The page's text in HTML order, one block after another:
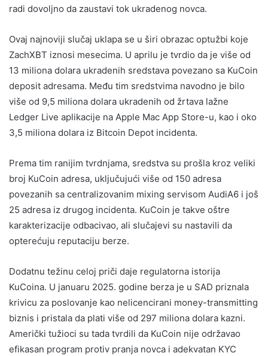
radi dovoljno da zaustavi tok ukradenog novca.
Ovaj najnoviji slučaj uklapa se u širi obrazac optužbi koje
ZachXBT iznosi mesecima. U aprilu je tvrdio da je više od
13 miliona dolara ukradenih sredstava povezano sa KuCoin
deposit adresama. Među tim sredstvima navodno je bilo
više od 9,5 miliona dolara ukradenih od žrtava lažne
Ledger Live aplikacije na Apple Mac App Store-u, kao i oko
3,5 miliona dolara iz Bitcoin Depot incidenta.
Prema tim ranijim tvrdnjama, sredstva su prošla kroz veliki
broj KuCoin adresa, uključujući više od 150 adresa
povezanih sa centralizovanim mixing servisom AudiA6 i još
25 adresa iz drugog incidenta. KuCoin je takve oštre
karakterizacije odbacivao, ali slučajevi su nastavili da
opterećuju reputaciju berze.
Dodatnu težinu celoj priči daje regulatorna istorija
KuCoina. U januaru 2025. godine berza je u SAD priznala
krivicu za poslovanje kao nelicencirani money-transmitting
biznis i pristala da plati više od 297 miliona dolara kazni.
Američki tužioci su tada tvrdili da KuCoin nije održavao
efikasan program protiv pranja novca i adekvatan KYC